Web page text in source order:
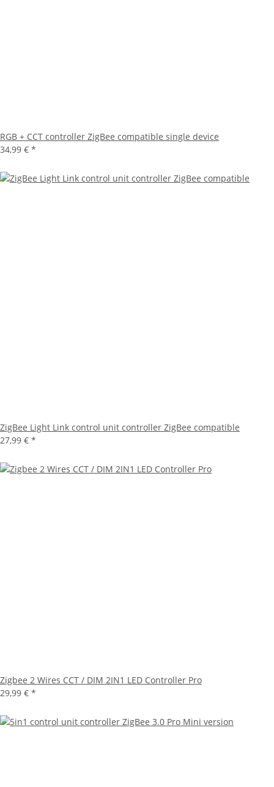
RGB + CCT controller ZigBee compatible single device
34,99 € *
ZigBee Light Link control unit controller ZigBee compatible
27,99 € *
Zigbee 2 Wires CCT / DIM 2IN1 LED Controller Pro
29,99 € *